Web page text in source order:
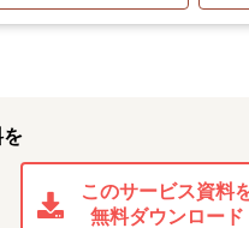
を
このサービス資料
無料ダウンロード